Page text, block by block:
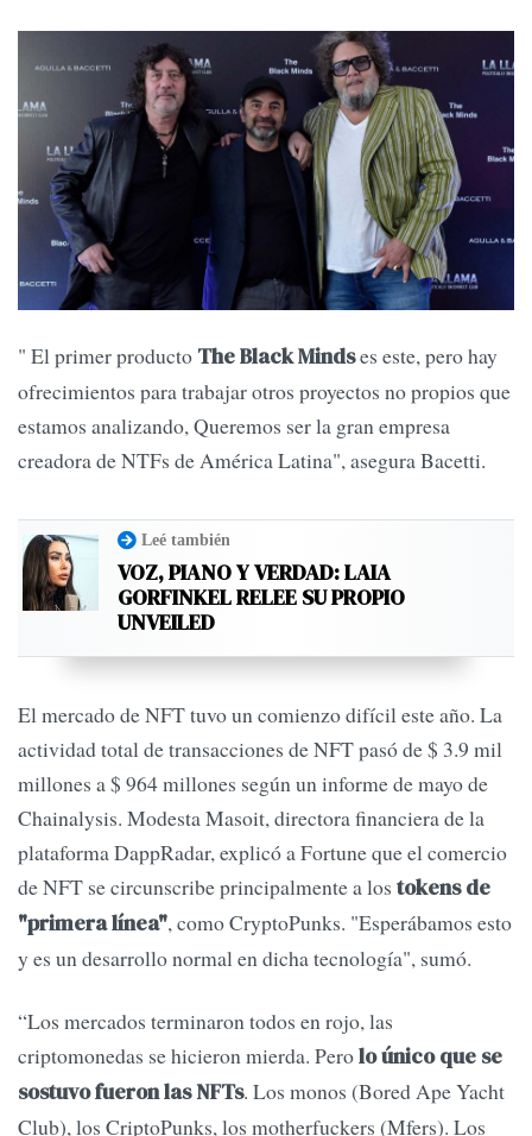
" El primer producto The Black Mindses este, pero hay
ofrecimientos para trabajar otros proyectos no propios que
estamos analizando, Queremos ser la gran empresa
creadora de NTFs de América Latina", asegura Bacetti.
Leé también
VOZ, PIANO Y VERDAD: LAIA
GORFINKEL RELEE SU PROPIO
UNVEILED
El mercado de NFT tuvo un comienzo difícil este año. La
actividad total de transacciones de NFT pasó de $ 3.9 mil
millones a $ 964 millones según un informe de mayo de
Chainalysis. Modesta Masoit, directora financiera de la
plataforma DappRadar, explicó a Fortune que el comercio
de NFT se circunscribe principalmente a los tokens de
"primera línea", como CryptoPunks. "Esperábamos esto
y es un desarrollo normal en dicha tecnología", sumó.
“Los mercados terminaron todos en rojo, las
criptomonedas se hicieron mierda. Perolo único que se
sostuvo fueron las NFTs. Los monos (Bored Ape Yacht
Club), los CriptoPunks, los motherfuckers (Mfers). Los